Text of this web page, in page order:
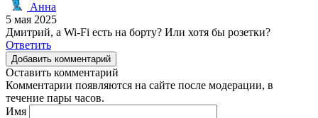
Анна
5 мая 2025
Дмитрий, а Wi-Fi есть на борту? Или хотя бы розетки?
Ответить
Добавить комментарий
Оставить комментарий
Комментарии появляются на сайте после модерации, в
течение пары часов.
Имя